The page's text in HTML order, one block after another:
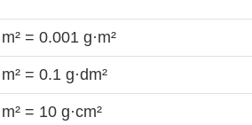
= 0.001 g·m²
= 0.1 g·dm²
= 10 g·cm²